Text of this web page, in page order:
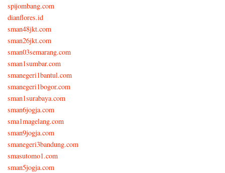
spijombang.com
dianflores.id
sman48jkt.com
sman26jkt.com
sman03semarang.com
sman1sumbar.com
smanegeri1bantul.com
smanegeri1bogor.com
sman1surabaya.com
sman6jogja.com
sma1magelang.com
sman9jogja.com
smanegeri3bandung.com
smasutomo1.com
sman5jogja.com